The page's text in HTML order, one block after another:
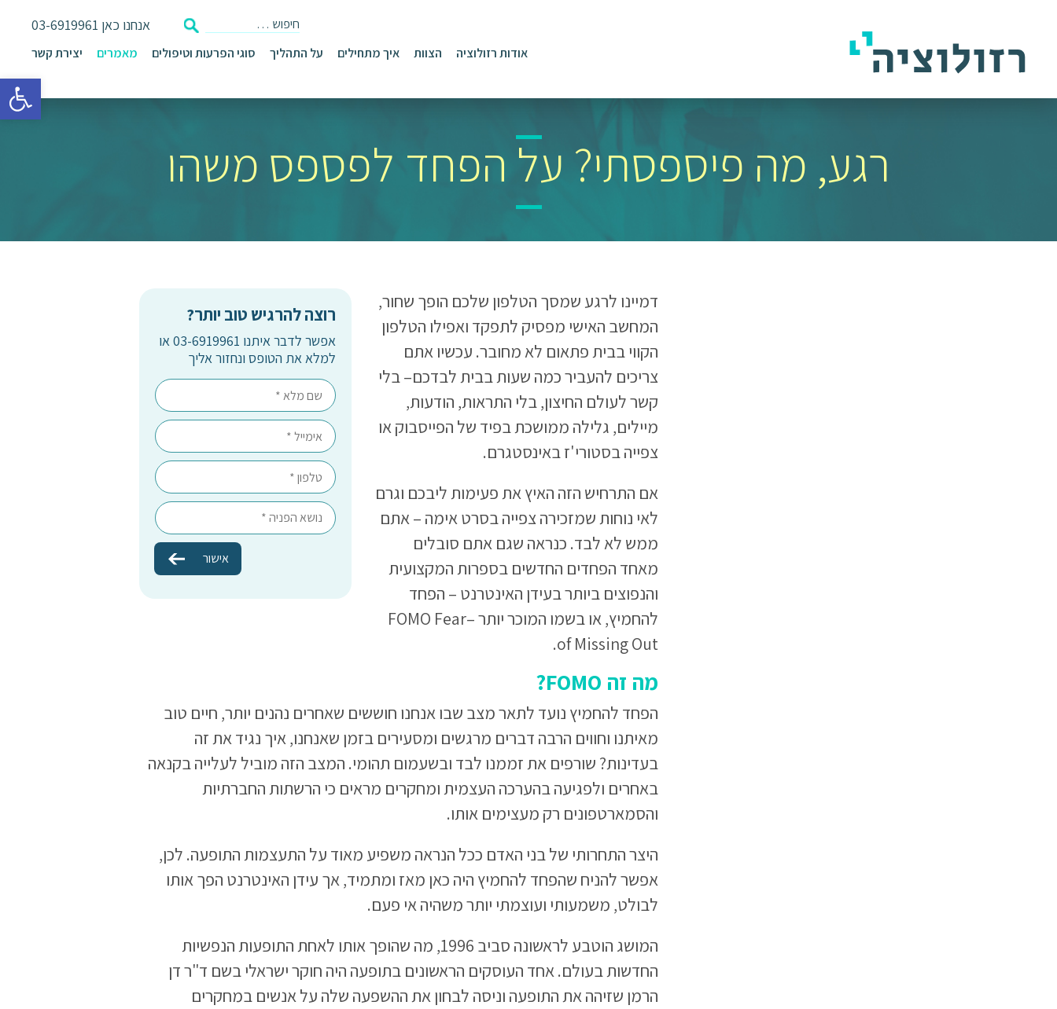
פתח
אנחנו כאן 03-6919961
אודות רזולוציה הצוות איך מתחילים על התהליך סוגי הפרעות וטיפולים מאמרים יצירת קשר
רגע, מה פיספסתי? על הפחד לפספס משהו
רוצה להרגיש טוב יותר?
אפשר לדבר איתנו 03-6919961 או
למלא את הטופס ונחזור אליך
דמיינו לרגע שמסך הטלפון שלכם הופך שחור,
המחשב האישי מפסיק לתפקד ואפילו הטלפון
הקווי בבית פתאום לא מחובר. עכשיו אתם
צריכים להעביר כמה שעות בבית לבדכם– בלי
קשר לעולם החיצון, בלי התראות, הודעות,
מיילים, גלילה ממושכת בפיד של הפייסבוק או
צפייה בסטורי'ז באינסטגרם.
אם התרחיש הזה האיץ את פעימות ליבכם וגרם
לאי נוחות שמזכירה צפייה בסרט אימה – אתם
ממש לא לבד. כנראה שגם אתם סובלים
מאחד הפחדים החדשים בספרות המקצועית
והנפוצים ביותר בעידן האינטרנט – הפחד
להחמיץ, או בשמו המוכר יותר –FOMO Fear
of Missing Out.
מה זה FOMO
?
הפחד להחמיץ נועד לתאר מצב שבו אנחנו חוששים שאחרים נהנים יותר, חיים טוב
מאיתנו וחווים הרבה דברים מרגשים ומסעירים בזמן שאנחנו, איך נגיד את זה
בעדינות? שורפים את זממנו לבד ובשעמום תהומי. המצב הזה מוביל לעלייה בקנאה
באחרים ולפגיעה בהערכה העצמית ומחקרים מראים כי הרשתות החברתיות
והסמארטפונים רק מעצימים אותו.
היצר התחרותי של בני האדם ככל הנראה משפיע מאוד על התעצמות התופעה. לכן,
אפשר להניח שהפחד להחמיץ היה כאן מאז ומתמיד, אך עידן האינטרנט הפך אותו
לבולט, משמעותי ועוצמתי יותר משהיה אי פעם.
המושג הוטבע לראשונה סביב 1996, מה שהופך אותו לאחת התופעות הנפשיות
החדשות בעולם. אחד העוסקים הראשונים בתופעה היה חוקר ישראלי בשם ד"ר דן
הרמן שזיהה את התופעה וניסה לבחון את ההשפעה שלה על אנשים במחקרים